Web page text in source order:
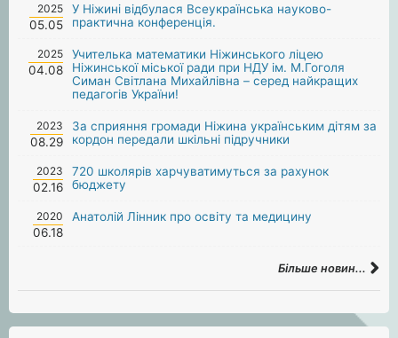
2025
05.05
У Ніжині відбулася Всеукраїнська науково-
практична конференція.
2025
04.08
Учителька математики Ніжинського ліцею
Ніжинської міської ради при НДУ ім. М.Гоголя
Симан Світлана Михайлівна – серед найкращих
педагогів України!
2023
08.29
За сприяння громади Ніжина українським дітям за
кордон передали шкільні підручники
2023
02.16
720 школярів харчуватимуться за рахунок
бюджету
2020
06.18
Анатолій Лінник про освіту та медицину
Більше новин...